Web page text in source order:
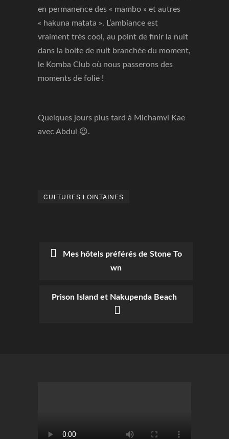
en permanence des « mambo » et autres
« hakuna matata ». L’ambiance est
vraiment très cool, au point de finir la nuit
dans la boite de nuit branchée du moment,
le Komba Club où nous passerons des
moments de folie !
Quelques jours plus tard à Michamvi Kae
avec Abdul 😉.
CULTURES LOINTAINES
NAVIGATION
Mes hôtels préférés de Stone To
wn
Prison Island et Nakupenda Beach